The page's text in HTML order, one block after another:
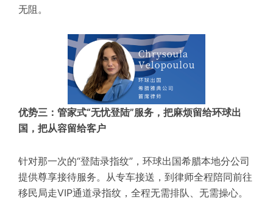
无阻。
优势三：管家式“无忧登陆”服务，把麻烦留给环球出
国，把从容留给客户
针对那一次的“登陆录指纹”，环球出国希腊本地分公司
提供尊享接待服务。从专车接送，到律师全程陪同前往
移民局走VIP通道录指纹，全程无需排队、无需操心。